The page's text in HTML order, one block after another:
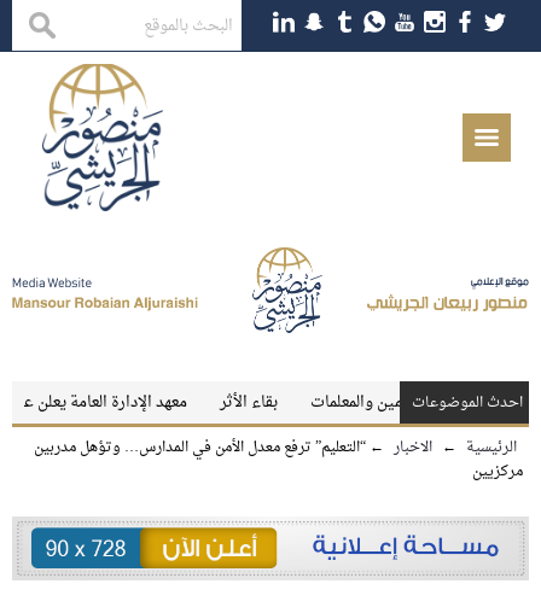
احدث الموضوعات معهد الإدارة العامة يعلن عن توفر بقاء الأثر للمعلمين والمعلمات
الرئيسية ← الاخبار ← “التعليم” ترفع معدل الأمن في المدارس… وتؤهل مدربين
مركزيين